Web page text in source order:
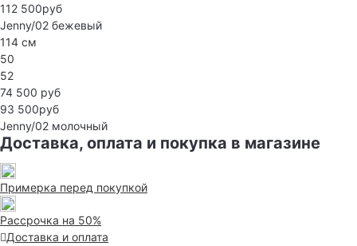
112 500руб
Jenny/02 бежевый
114 см
50
52
74 500 руб
93 500руб
Jenny/02 молочный
Доставка, оплата и покупка в магазине
Примерка перед покупкой
Рассрочка на 50%
Доставка и оплата